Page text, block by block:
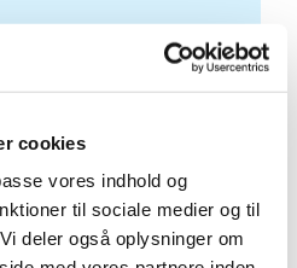
cookies
vores indhold og
til sociale medier og til
deler også oplysninger om